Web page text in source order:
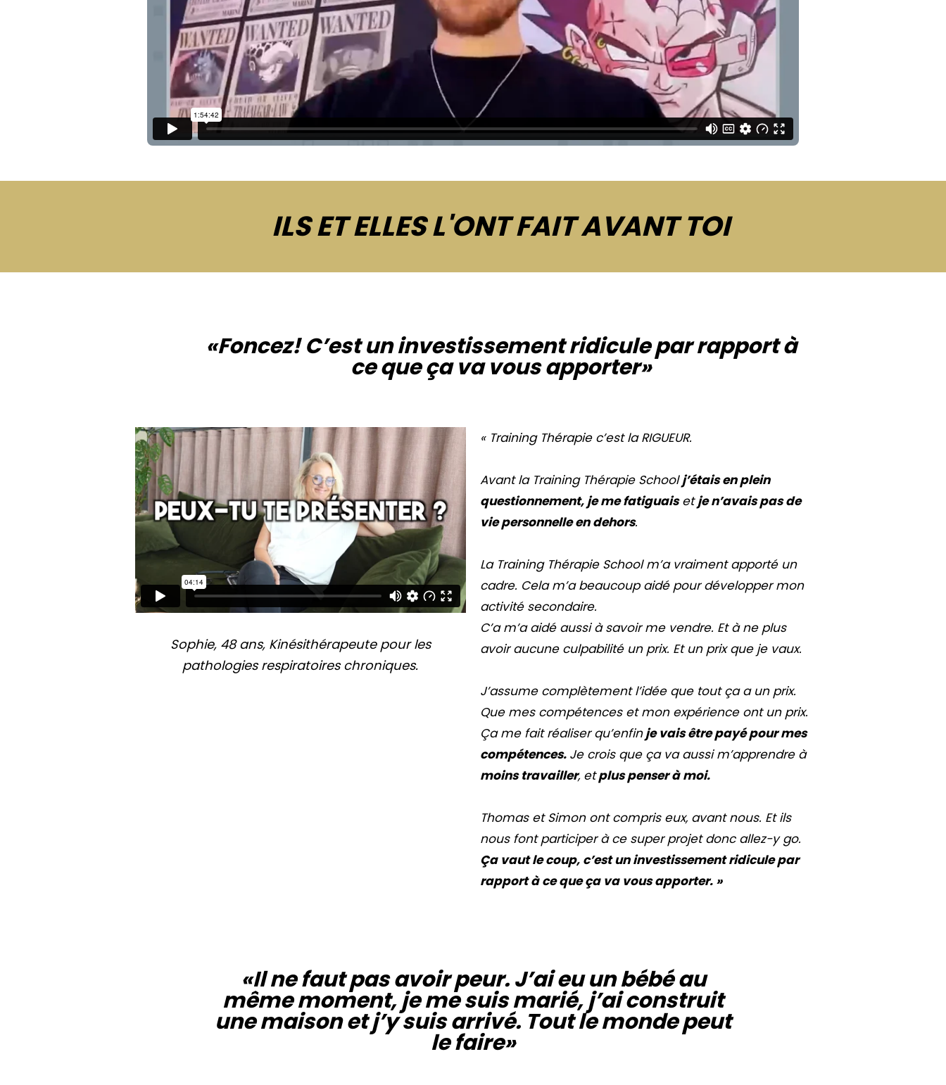
ILS ET ELLES L'ONT FAIT AVANT TOI
«Foncez! C’est un investissement ridicule par rapport à
ce que ça va vous apporter»
Sophie, 48 ans, Kinésithérapeute pour les
pathologies respiratoires chroniques.
« Training Thérapie c’est la RIGUEUR.
Avant la Training Thérapie Schoolj’étais en plein
questionnement, je me fatiguaisetje n’avais pas de
vie personnelle en dehors.
La Training Thérapie School m’a vraiment apporté un
cadre. Cela m’a beaucoup aidé pour développer mon
activité secondaire.
C’a m’a aidé aussi à savoir me vendre. Et à ne plus
avoir aucune culpabilité un prix. Et un prix que je vaux.
J’assume complètement l’idée que tout ça a un prix.
Que mes compétences et mon expérience ont un prix.
Ça me fait réaliser qu’enfinje vais être payé pour mes
compétences. Je crois que ça va aussi m’apprendre à
moins travailler, etplus penser à moi.
Thomas et Simon ont compris eux, avant nous. Et ils
nous font participer à ce super projet donc allez-y go.
Ça vaut le coup, c’est un investissement ridicule par
rapport à ce que ça va vous apporter. »
«Il ne faut pas avoir peur. J’ai eu un bébé au
même moment, je me suis marié, j’ai construit
une maison et j’y suis arrivé. Tout le monde peut
le faire»